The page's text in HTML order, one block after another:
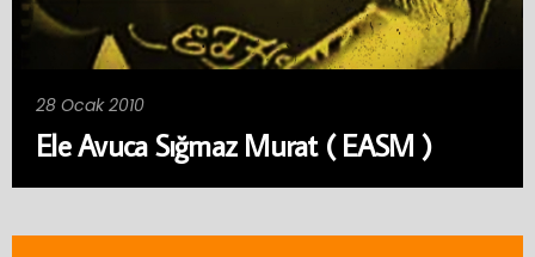
28 Ocak 2010
Ele Avuca Sığmaz Murat ( EASM )